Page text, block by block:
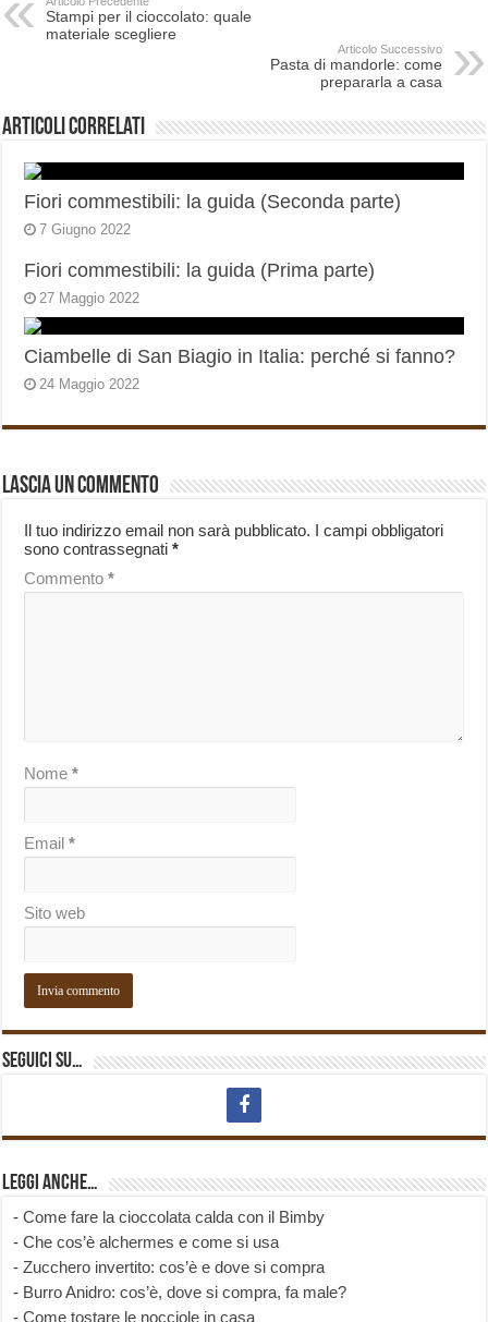
Stampi per il cioccolato: quale
materiale scegliere
Articolo Successivo
Pasta di mandorle: come
prepararla a casa
Articoli correlati
Fiori commestibili: la guida (Seconda parte)
7 Giugno 2022
Fiori commestibili: la guida (Prima parte)
27 Maggio 2022
Ciambelle di San Biagio in Italia: perché si fanno?
24 Maggio 2022
Lascia un commento
Il tuo indirizzo email non sarà pubblicato. I campi obbligatori
sono contrassegnati*
Commento*
Nome*
Email*
Sito web
Seguici su…
Leggi anche…
-Come fare la cioccolata calda con il Bimby
-Che cos’è alchermes e come si usa
-Zucchero invertito: cos’è e dove si compra
- Burro Anidro: cos’è, dove si compra, fa male?
-Come tostare le nocciole in casa